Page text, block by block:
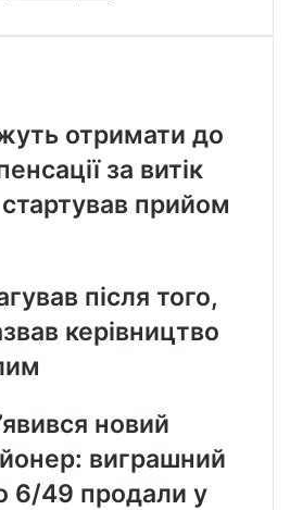
отримати до
за витік
прийом
після того,
керівництво
новий
виграшний
6/49 продали у